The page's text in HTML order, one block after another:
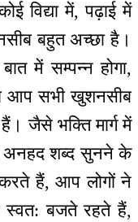
विद्या में, पढ़ाई में
बहुत अच्छा है।
में सम्पन्न होगा,
आप सभी खुशनसीब
जैसे भक्ति मार्ग में
अनहद शब्द सुनने के
हैं, आप लोगों ने
स्वत: बजते रहते हैं,